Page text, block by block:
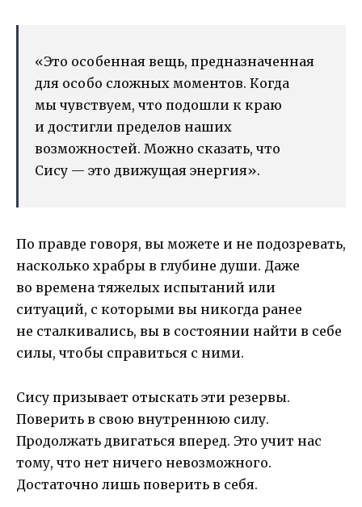
«Это особенная вещь, предназначенная
для особо сложных моментов. Когда
мы чувствуем, что подошли к краю
и достигли пределов наших
возможностей. Можно сказать, что
Сису — это движущая энергия».
По правде говоря, вы можете и не подозревать,
насколько храбры в глубине души. Даже
во времена тяжелых испытаний или
ситуаций, с которыми вы никогда ранее
не сталкивались, вы в состоянии найти в себе
силы, чтобы справиться с ними.
Сису призывает отыскать эти резервы.
Поверить в свою внутреннюю силу.
Продолжать двигаться вперед. Это учит нас
тому, что нет ничего невозможного.
Достаточно лишь поверить в себя.